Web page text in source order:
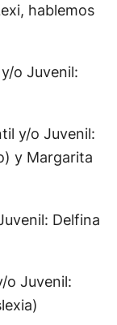
hablemos
o Juvenil:
y/o Juvenil:
y Margarita
Delfina
o Juvenil: